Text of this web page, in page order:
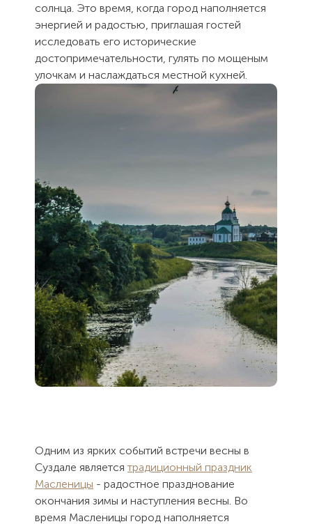
солнца. Это время, когда город наполняется
энергией и радостью, приглашая гостей
исследовать его исторические
достопримечательности, гулять по мощеным
улочкам и наслаждаться местной кухней.
Одним из ярких событий встречи весны в
Суздале является традиционный праздник
Масленицы - радостное празднование
окончания зимы и наступления весны. Во
время Масленицы город наполняется